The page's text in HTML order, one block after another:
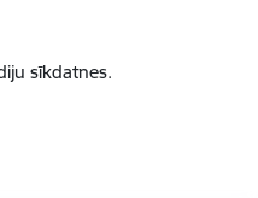
sīkdatnes.